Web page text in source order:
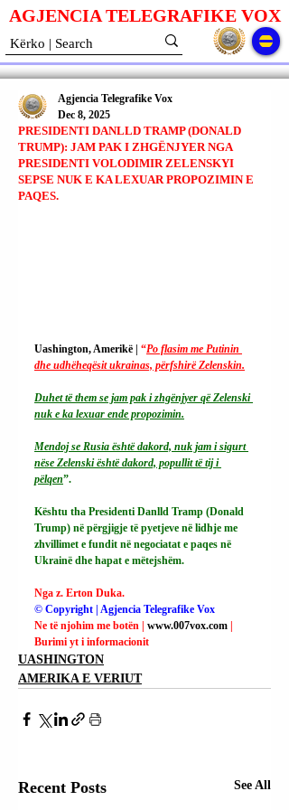
AGJENCIA TELEGRAFIKE VOX
PRESIDENTI DANLLD TRAMP (DONALD
TRUMP): JAM PAK I ZHGËNJYER NGA
PRESIDENTI VOLODIMIR ZELENSKYI
SEPSE NUK E KA LEXUAR PROPOZIMIN E
PAQES.
Agjencia Telegrafike Vox
Dec 8, 2025
Uashington, Amerikë | “Po flasim me Putinin
dhe udhëheqësit ukrainas, përfshirë Zelenskin.
Duhet të them se jam pak i zhgënjyer që Zelenski
nuk e ka lexuar ende propozimin.
Mendoj se Rusia është dakord, nuk jam i sigurt
nëse Zelenski është dakord, popullit të tij i
pëlqen”.
Kështu tha Presidenti Danlld Tramp (Donald
Trump) në përgjigje të pyetjeve në lidhje me
zhvillimet e fundit në negociatat e paqes në
Ukrainë dhe hapat e mëtejshëm.
Nga z. Erton Duka.
© Copyright | Agjencia Telegrafike Vox
Ne të njohim me botën | www.007vox.com
Burimi yt i informacionit
UASHINGTON
AMERIKA E VERIUT
Recent Posts See All